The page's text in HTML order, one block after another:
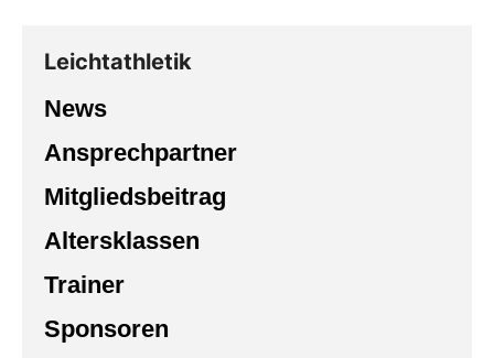
Leichtathletik
News
Ansprechpartner
Mitgliedsbeitrag
Altersklassen
Trainer
Sponsoren